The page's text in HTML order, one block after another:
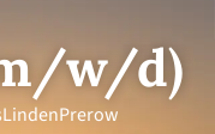
w/d)